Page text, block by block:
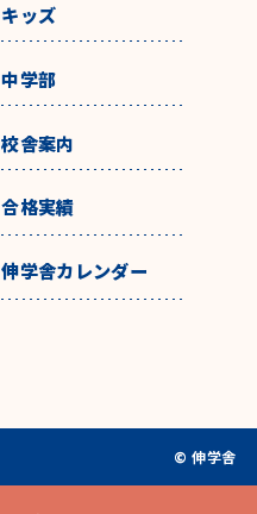
キッズ
中学部
校舎案内
合格実績
伸学舎カレンダー
© 伸学舎